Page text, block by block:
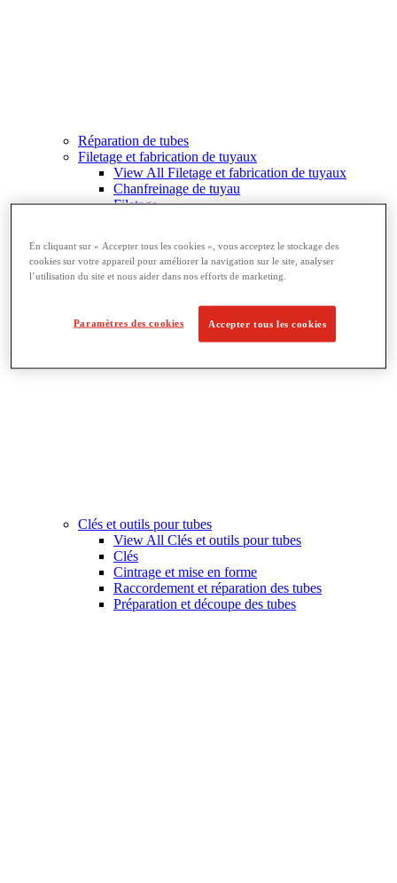
Réparation de tubes
Filetage et fabrication de tuyaux
View All Filetage et fabrication de tuyaux
Chanfreinage de tuyau
Filetage
Étaux à tubes et supports
Découpe et fabrication de tubes
Clés et outils pour tubes
View All Clés et outils pour tubes
Clés
Cintrage et mise en forme
Raccordement et réparation des tubes
Préparation et découpe des tubes
En cliquant sur « Accepter tous les cookies », vous acceptez le stockage des
cookies sur votre appareil pour améliorer la navigation sur le site, analyser
l’utilisation du site et nous aider dans nos efforts de marketing.
Paramètres des cookies Accepter tous les cookies